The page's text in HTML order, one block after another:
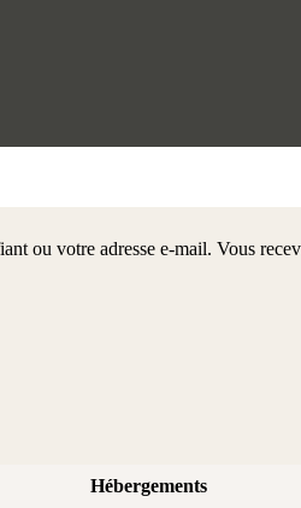
ou votre adresse e-mail. Vous
Hébergements